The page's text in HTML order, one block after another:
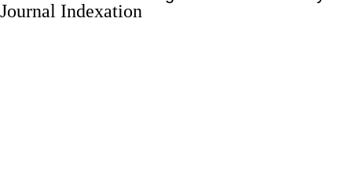
Journal Indexation